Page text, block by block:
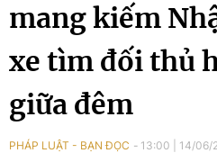
mang kiếm
xe tìm đối thủ
giữa đêm
PHÁP LUẬT - BẠN ĐỌC 13:00 14/06/